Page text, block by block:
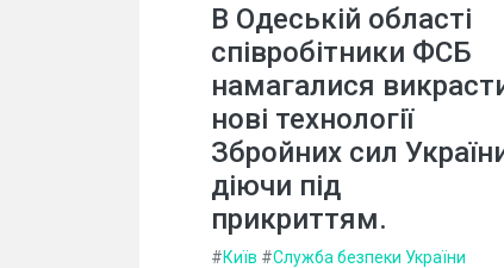
В Одеській області
співробітники ФСБ
намагалися
нові технології
Збройних сил
діючи під
прикриттям.
#Київ #Служба безпеки України